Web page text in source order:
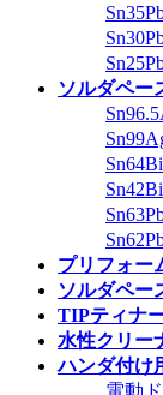
ソルダペー
プリフォー
ソルダペー
TIPティナ
水性クリー
ハンダ付け
電動